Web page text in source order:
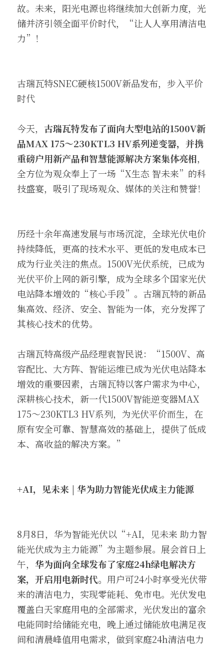
故。未来，阳光电源也将继续加大创新力度，光
储并济引领全面平价时代，“让人人享用清洁电
力”！
古瑞瓦特SNEC硬核1500V新品发布，步入平价
时代
今天， 古瑞瓦特发布了面向大型电站的1500V新
品MAX 175～230KTL3 HV系列逆变器，并携
重磅户用新产品和智慧能源解决方案集体亮相，
全方位为观众奉上了一场“X生态 智未来”的科
技盛宴，吸引了现场观众、媒体的关注和赞誉！
历经十余年高速发展与市场沉淀，全球光伏电价
持续降低，更高的技术水平、更低的发电成本已
成为行业关注的焦点。1500V光伏系统，已成为
光伏平价上网的新引擎，成为全球多个国家光伏
电站降本增效的“核心手段”。古瑞瓦特的新品
集高效、经济、安全、智能为一体，充分发挥了
其核心技术的优势。
古瑞瓦特高级产品经理袁智民说：“1500V、高
容配比、大方阵、智能运维已成为光伏电站降本
增效的重要因素，古瑞瓦特以客户需求为中心，
深耕核心技术，新一代1500V智能逆变器MAX
175～230KTL3 HV系列，为光伏平价而生，在
原有安全可靠、智慧高效的基础上，提供了低成
本、高收益的解决方案。”
+AI，见未来 | 华为助力智能光伏成主力能源
8月8日，华为智能光伏以“+AI，见未来 助力智
能光伏成为主力能源”为主题参展。展会首日上
午， 华为面向全球发布了家庭24h绿电解决方
案，开启用电新时代。 用户可24小时享受光伏带
来的清洁电力，实现零能耗、免市电。光伏发电
覆盖白天家庭用电的全部需求，光伏发出的富余
电能同时给储能充电，晚上通过储能放电满足夜
间和清晨峰值用电需求，做到家庭24h清洁电力